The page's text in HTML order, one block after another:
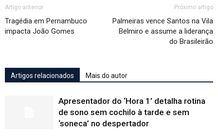
Artigo anterior
Tragédia em Pernambuco
impacta João Gomes
Próximo artigo
Palmeiras vence Santos na Vila
Belmiro e assume a liderança
do Brasileirão
Artigos relacionados Mais do autor
Apresentador do ‘Hora 1’ detalha rotina
de sono sem cochilo à tarde e sem
‘soneca’ no despertador